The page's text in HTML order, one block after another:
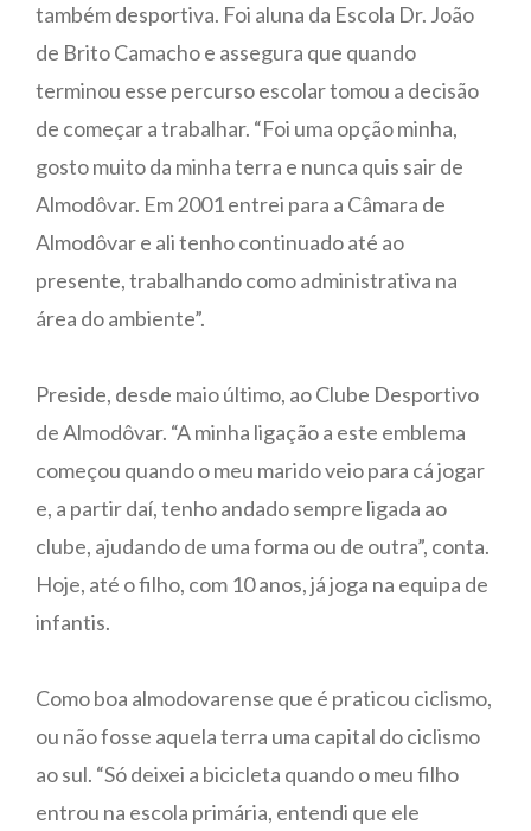
também desportiva. Foi aluna da Escola Dr. João
de Brito Camacho e assegura que quando
terminou esse percurso escolar tomou a decisão
de começar a trabalhar. “Foi uma opção minha,
gosto muito da minha terra e nunca quis sair de
Almodôvar. Em 2001 entrei para a Câmara de
Almodôvar e ali tenho continuado até ao
presente, trabalhando como administrativa na
área do ambiente”.
Preside, desde maio último, ao Clube Desportivo
de Almodôvar. “A minha ligação a este emblema
começou quando o meu marido veio para cá jogar
e, a partir daí, tenho andado sempre ligada ao
clube, ajudando de uma forma ou de outra”, conta.
Hoje, até o filho, com 10 anos, já joga na equipa de
infantis.
Como boa almodovarense que é praticou ciclismo,
ou não fosse aquela terra uma capital do ciclismo
ao sul. “Só deixei a bicicleta quando o meu filho
entrou na escola primária, entendi que ele